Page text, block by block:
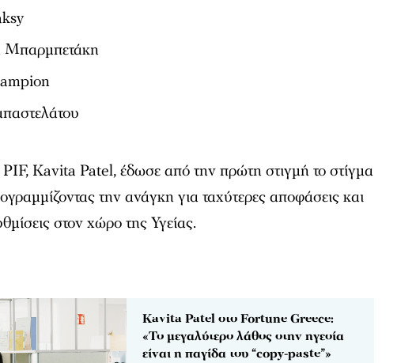
Μπαρμπετάκη
Kavita Patel, έδωσε από την πρώτη στιγμή το στίγμα
την ανάγκη για ταχύτερες αποφάσεις και
στον χώρο της Υγείας.
Kavita Patel στο Fortune Greece:
«Το μεγαλύτερο λάθος στην ηγεσία
είναι η παγίδα του “copy-paste”»